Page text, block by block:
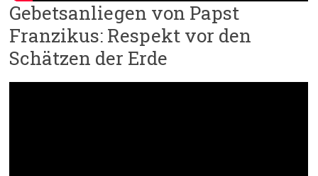
Gebetsanliegen von Papst
Franzikus: Respekt vor den
Schätzen der Erde